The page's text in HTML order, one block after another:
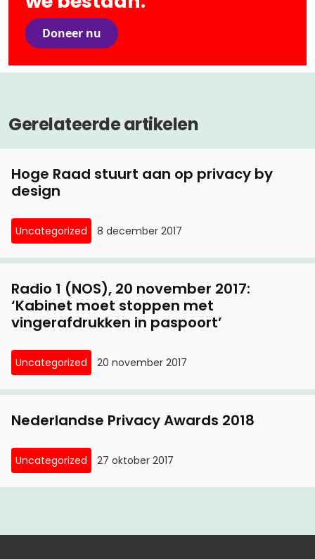
Doneer nu
Gerelateerde artikelen
Hoge Raad stuurt aan op privacy by
design
Uncategorized 8 december 2017
Radio 1 (NOS), 20 november 2017:
‘Kabinet moet stoppen met
vingerafdrukken in paspoort’
Uncategorized 20 november 2017
Nederlandse Privacy Awards 2018
Uncategorized 27 oktober 2017